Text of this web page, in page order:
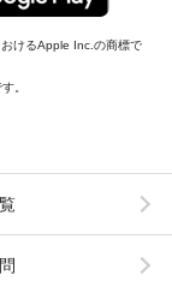
けるApple Inc.の商標で
。